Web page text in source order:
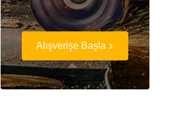
Baymak ve Baxi Kombi
Uyumlu Plakalı Eşanjör
Alışverişe Başla